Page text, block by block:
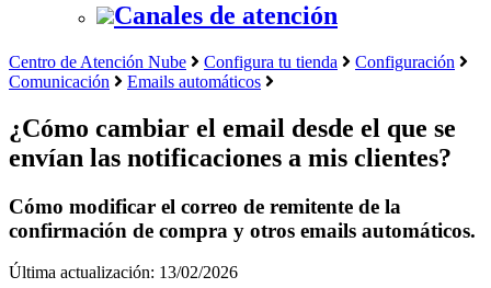
Canales de atención
Centro de Atención Nube Configura tu tienda
Configuración
Comunicación
Emails automáticos
¿Cómo cambiar el email desde el que se
envían las notificaciones a mis clientes?
Cómo modificar el correo de remitente de la
confirmación de compra y otros emails automáticos.
Última actualización: 13/02/2026